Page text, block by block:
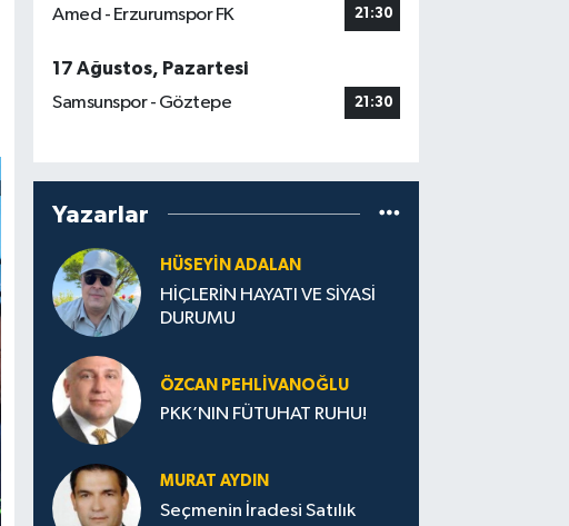
Amed - Erzurumspor FK 21:30
17 Ağustos, Pazartesi
Samsunspor - Göztepe
21:30
Yazarlar
HÜSEYIN ADALAN
HİÇLERİN HAYATI VE SİYASİ
DURUMU
ÖZCAN PEHLIVANOĞLU
PKK’NIN FÜTUHAT RUHU!
MURAT AYDIN
Seçmenin İradesi Satılık